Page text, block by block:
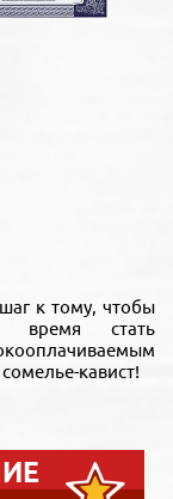
к тому, чтобы
стать
кавист!